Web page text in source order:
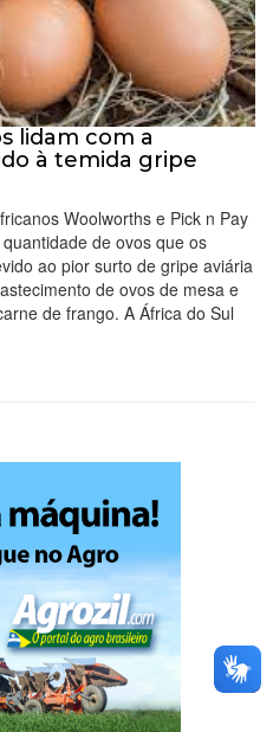
lidam com a
à temida gripe
Woolworths e Pick n Pay
de ovos que os
ao pior surto de gripe aviária
de ovos de mesa e
de frango. A África do Sul